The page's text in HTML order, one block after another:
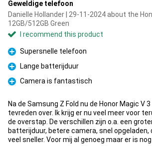
Geweldige telefoon
Danielle Hollander | 29-11-2024 about the
12GB/512GB Green
I recommend this product
Pro
Supersnelle telefoon
Pro
Lange batterijduur
Pro
Camera is fantastisch
Na de Samsung Z Fold nu de Honor Magic V
tevreden over. Ik krijg er nu veel meer voor
de overstap. De verschillen zijn o.a. een
batterijduur, betere camera, snel opgeladen,
veel sneller. Voor mij al genoeg maar er is